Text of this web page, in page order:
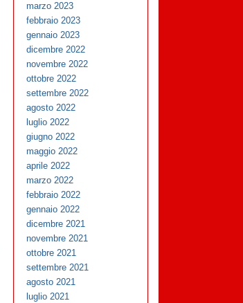
marzo 2023
febbraio 2023
gennaio 2023
dicembre 2022
novembre 2022
ottobre 2022
settembre 2022
agosto 2022
luglio 2022
giugno 2022
maggio 2022
aprile 2022
marzo 2022
febbraio 2022
gennaio 2022
dicembre 2021
novembre 2021
ottobre 2021
settembre 2021
agosto 2021
luglio 2021